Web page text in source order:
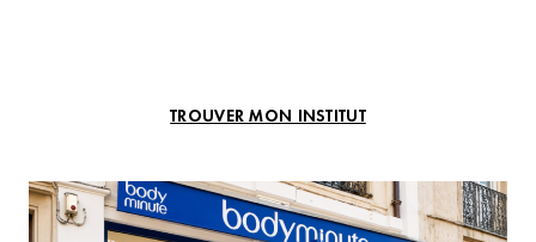
TROUVER MON INSTITUT